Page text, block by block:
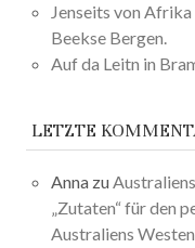
Jenseits von
Beekse Bergen.
Auf da Leitn in
LETZTE
Anna zu
„Zutaten“ für den
Australiens